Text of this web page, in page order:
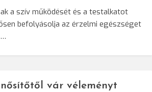
a szív működését és a testalkatot
befolyásolja az érzelmi egészséget
vár véleményt